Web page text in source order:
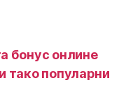
бонус онлине
тако популарни